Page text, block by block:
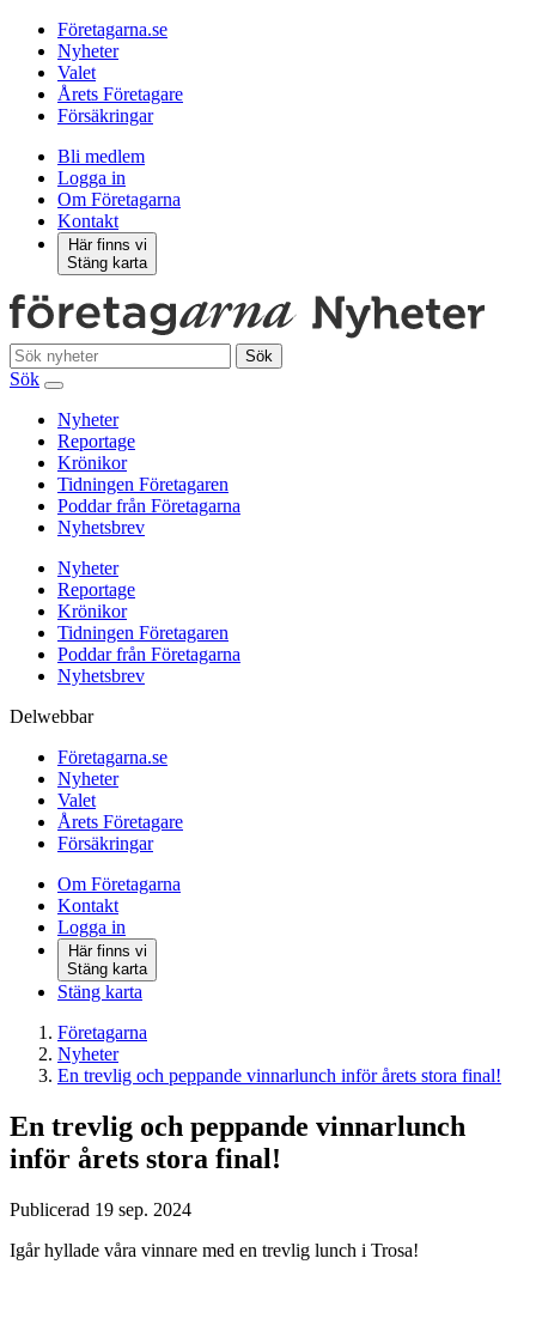
Företagarna.se
Nyheter
Valet
Årets Företagare
Försäkringar
Bli medlem
Logga in
Om Företagarna
Kontakt
Här finns vi
Stäng karta
Sök
Sök
Nyheter
Reportage
Krönikor
Tidningen Företagaren
Poddar från Företagarna
Nyhetsbrev
Nyheter
Reportage
Krönikor
Tidningen Företagaren
Poddar från Företagarna
Nyhetsbrev
Delwebbar
Företagarna.se
Nyheter
Valet
Årets Företagare
Försäkringar
Om Företagarna
Kontakt
Logga in
Här finns vi
Stäng karta
Stäng karta
Företagarna
Nyheter
En trevlig och peppande vinnarlunch inför årets stora final!
En trevlig och peppande vinnarlunch
inför årets stora final!
Publicerad 19 sep. 2024
Igår hyllade våra vinnare med en trevlig lunch i Trosa!